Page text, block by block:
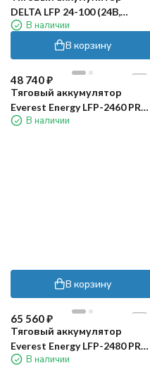
DELTA LFP 24-100 (24В,
100Ач, Li-ion)
В наличии
В корзину
48 740₽
Тяговый аккумулятор
Everest Energy LFP-2460 PRO
(24В, 60Ач, LiFePO4)
В наличии
В корзину
65 560₽
Тяговый аккумулятор
Everest Energy LFP-2480 PRO
(24В, 80Ач, LiFePO4)
В наличии